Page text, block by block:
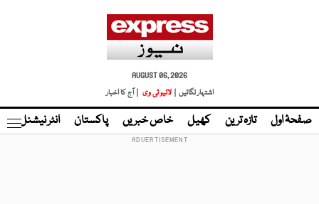
AUGUST 06, 2026
اشتہار لگائیں |
لائیو ٹی وی | آج کا اخبار
صفحۂ اول تازہ ترین کھیل خاص خبریں پاکستان انٹر نیشنل